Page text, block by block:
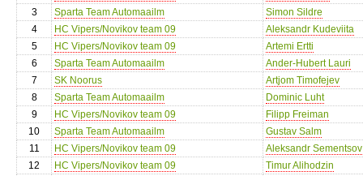
3
Sparta Team Automaailm
Simon Sildre
4
HC Vipers/Novikov team 09
Aleksandr Kudeviita
5
HC Vipers/Novikov team 09
Artemi Ertti
6
Sparta Team Automaailm
Ander-Hubert Lauri
7
SK Noorus
Artjom Timofejev
8
Sparta Team Automaailm
Dominic Luht
9
HC Vipers/Novikov team 09
Filipp Freiman
10
Sparta Team Automaailm
Gustav Salm
11
HC Vipers/Novikov team 09
Aleksandr Sementsov
12
HC Vipers/Novikov team 09
Timur Alihodzin